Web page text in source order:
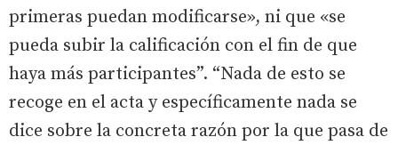
primeras puedan modificarse», ni que «se
pueda subir la calificación con el fin de que
haya más participantes”. “Nada de esto se
recoge en el acta y específicamente nada se
dice sobre la concreta razón por la que pasa de